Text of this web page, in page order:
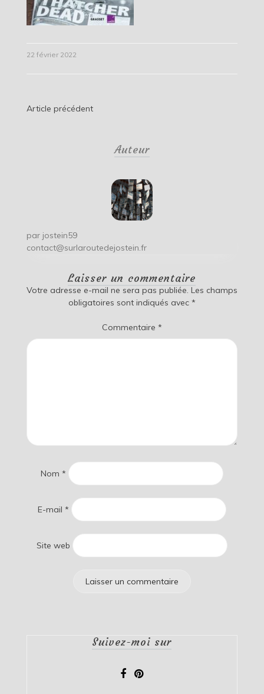
22 février 2022
Navigation
Article précédent
Auteur
par jostein59
contact@surlaroutedejostein.fr
Laisser un commentaire
Votre adresse e-mail ne sera pas publiée. Les champs
obligatoires sont indiqués avec *
Commentaire *
Nom *
E-mail *
Site web
Suivez-moi sur